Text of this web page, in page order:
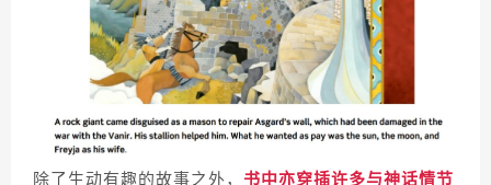
除了生动有趣的故事之外， 书中亦穿插许多与神话情节